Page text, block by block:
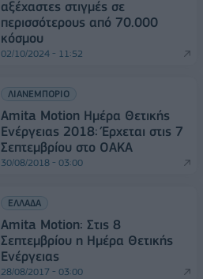
αξέχαστες στιγμές σε
περισσότερους από 70.000
κόσμου
02/10/2024 - 11:52
ΛΙΑΝΕΜΠΟΡΙΟ
Amita Motion Ημέρα Θετικής
Ενέργειας 2018: Έρχεται στις 7
Σεπτεμβρίου στο ΟΑΚΑ
30/08/2018 - 03:00
ΕΛΛΑΔΑ
Amita Motion: Στις 8
Σεπτεμβρίου η Ημέρα Θετικής
Ενέργειας
28/08/2017 - 03:00